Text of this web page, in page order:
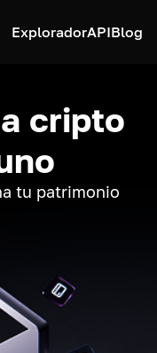
ExploradorAPIBlog
cripto
tu patrimonio